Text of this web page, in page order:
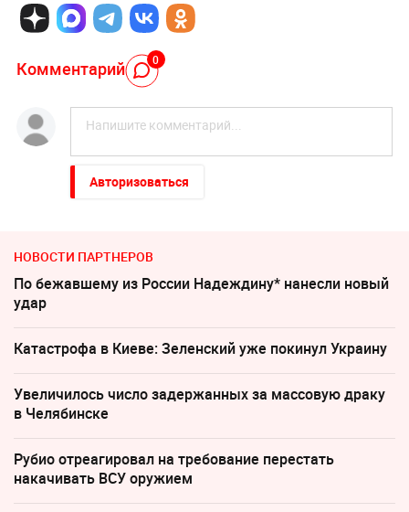
Комментарий 0
Авторизоваться
НОВОСТИ ПАРТНЕРОВ
По бежавшему из России Надеждину* нанесли новый
удар
Катастрофа в Киеве: Зеленский уже покинул Украину
Увеличилось число задержанных за массовую драку
в Челябинске
Рубио отреагировал на требование перестать
накачивать ВСУ оружием